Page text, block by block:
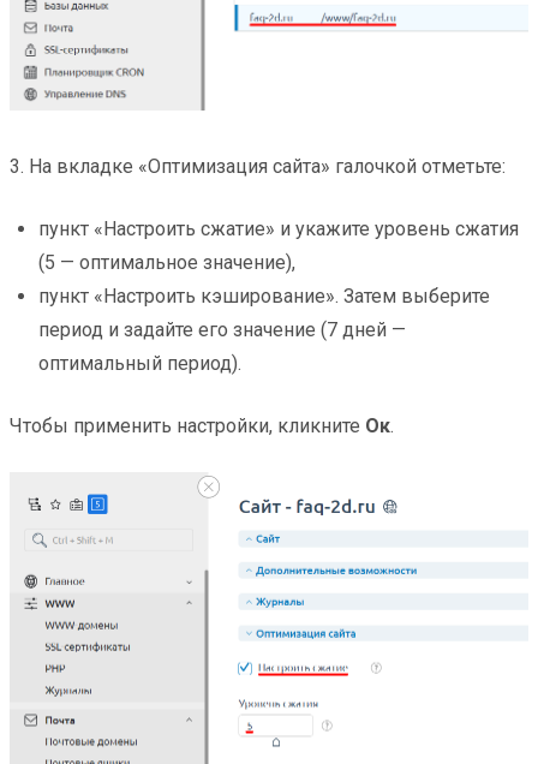
3. На вкладке «Оптимизация сайта» галочкой отметьте:
пункт «Настроить сжатие» и укажите уровень сжатия
(5 — оптимальное значение),
пункт «Настроить кэширование». Затем выберите
период и задайте его значение (7 дней —
оптимальный период).
Чтобы применить настройки, кликните Ок.